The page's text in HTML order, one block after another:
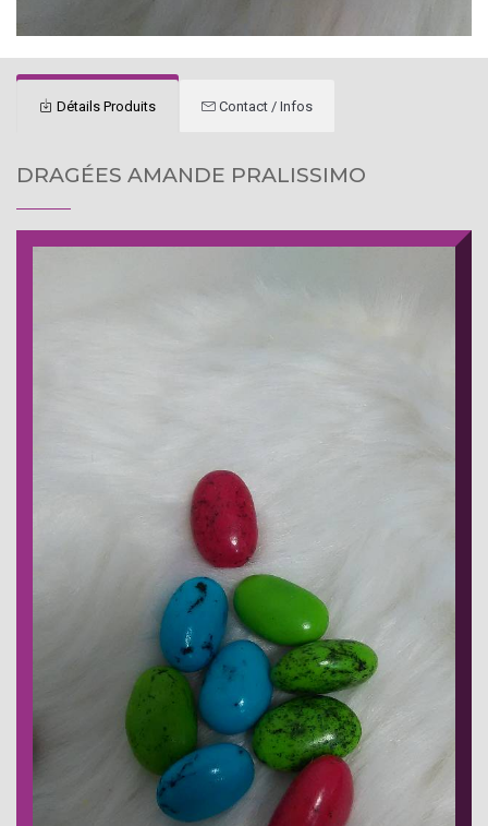
Détails Produits Contact / Infos
DRAGÉES AMANDE PRALISSIMO